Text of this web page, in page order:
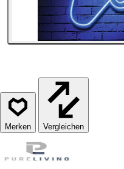
Vergleichen